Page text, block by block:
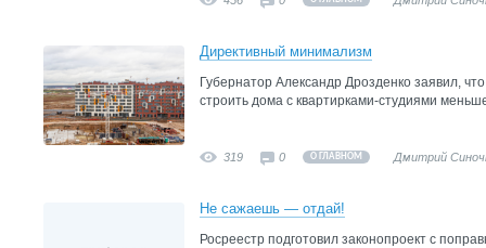
Директивный минимализм
Губернатор Александр Дрозденко заявил,
строить дома с квартирками-студиями
319 0 О ГЛАВНОМ Дмитрий
Не сажаешь — отдай!
Росреестр подготовил законопроект с